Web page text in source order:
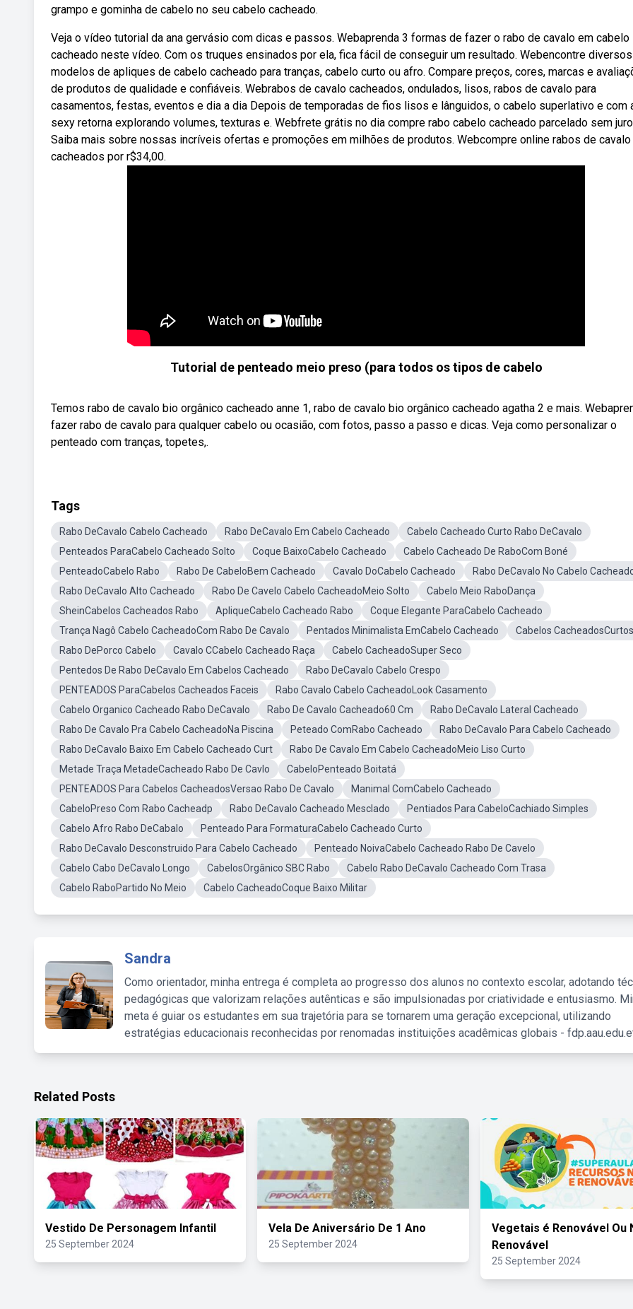
grampo e gominha de cabelo no seu cabelo cacheado.
Veja o vídeo tutorial da ana gervásio com dicas e passos. Webaprenda 3 formas de fazer o rabo de cavalo em cabelo
cacheado neste vídeo. Com os truques ensinados por ela, fica fácil de conseguir um resultado. Webencontre diversos
modelos de apliques de cabelo cacheado para tranças, cabelo curto ou afro. Compare preços, cores, marcas e
de produtos de qualidade e confiáveis. Webrabos de cavalo cacheados, ondulados, lisos, rabos de cavalo para
casamentos, festas, eventos e dia a dia Depois de temporadas de fios lisos e lânguidos, o cabelo superlativo e com
sexy retorna explorando volumes, texturas e. Webfrete grátis no dia compre rabo cabelo cacheado parcelado sem
Saiba mais sobre nossas incríveis ofertas e promoções em milhões de produtos. Webcompre online rabos de cavalo
cacheados por r$34,00.
Tutorial de penteado meio preso (para todos os tipos de cabelo
Temos rabo de cavalo bio orgânico cacheado anne 1, rabo de cavalo bio orgânico cacheado agatha 2 e mais.
fazer rabo de cavalo para qualquer cabelo ou ocasião, com fotos, passo a passo e dicas. Veja como personalizar o
penteado com tranças, topetes,.
Tags
Rabo DeCavalo Cabelo Cacheado Rabo DeCavalo Em Cabelo Cacheado
Cabelo Cacheado Curto Rabo DeCavalo
Penteados ParaCabelo Cacheado Solto
Coque BaixoCabelo Cacheado
Cabelo Cacheado De RaboCom Boné
PenteadoCabelo Rabo
Rabo De CabeloBem Cacheado Cavalo DoCabelo Cacheado
Rabo DeCavalo No Cabelo
Rabo DeCavalo Alto Cacheado
Rabo De Cavelo Cabelo CacheadoMeio Solto
Cabelo Meio RaboDança
SheinCabelos Cacheados Rabo
ApliqueCabelo Cacheado Rabo
Coque Elegante ParaCabelo Cacheado
Trança Nagô Cabelo CacheadoCom Rabo De Cavalo
Pentados Minimalista EmCabelo Cacheado
Cabelos CacheadosCurtos
Rabo DePorco Cabelo
Cavalo CCabelo Cacheado Raça
Cabelo CacheadoSuper Seco
Pentedos De Rabo DeCavalo Em Cabelos Cacheado
Rabo DeCavalo Cabelo Crespo
PENTEADOS ParaCabelos Cacheados Faceis
Rabo Cavalo Cabelo CacheadoLook Casamento
Cabelo Organico Cacheado Rabo DeCavalo
Rabo De Cavalo Cacheado60 Cm
Rabo DeCavalo Lateral Cacheado
Rabo De Cavalo Pra Cabelo CacheadoNa Piscina
Peteado ComRabo Cacheado
Rabo DeCavalo Para Cabelo Cacheado
Rabo DeCavalo Baixo Em Cabelo Cacheado Curt
Rabo De Cavalo Em Cabelo CacheadoMeio Liso Curto
Metade Traça MetadeCacheado Rabo De Cavlo
CabeloPenteado Boitatá
PENTEADOS Para Cabelos CacheadosVersao Rabo De Cavalo
Manimal ComCabelo Cacheado
CabeloPreso Com Rabo Cacheadp
Rabo DeCavalo Cacheado Mesclado
Pentiados Para CabeloCachiado Simples
Cabelo Afro Rabo DeCabalo
Penteado Para FormaturaCabelo Cacheado Curto
Rabo DeCavalo Desconstruido Para Cabelo Cacheado
Penteado NoivaCabelo Cacheado Rabo De Cavelo
Cabelo Cabo DeCavalo Longo
CabelosOrgânico SBC Rabo
Cabelo Rabo DeCavalo Cacheado Com Trasa
Cabelo RaboPartido No Meio
Cabelo CacheadoCoque Baixo Militar
Sandra
Como orientador, minha entrega é completa ao progresso dos alunos no contexto escolar, adotando
pedagógicas que valorizam relações autênticas e são impulsionadas por criatividade e entusiasmo.
meta é guiar os estudantes em sua trajetória para se tornarem uma geração excepcional, utilizando
estratégias educacionais reconhecidas por renomadas instituições acadêmicas globais -
Related Posts
Vestido De Personagem Infantil
25 September 2024
Vela De Aniversário De 1 Ano
25 September 2024
Vegetais é Renovável Ou
Renovável
25 September 2024